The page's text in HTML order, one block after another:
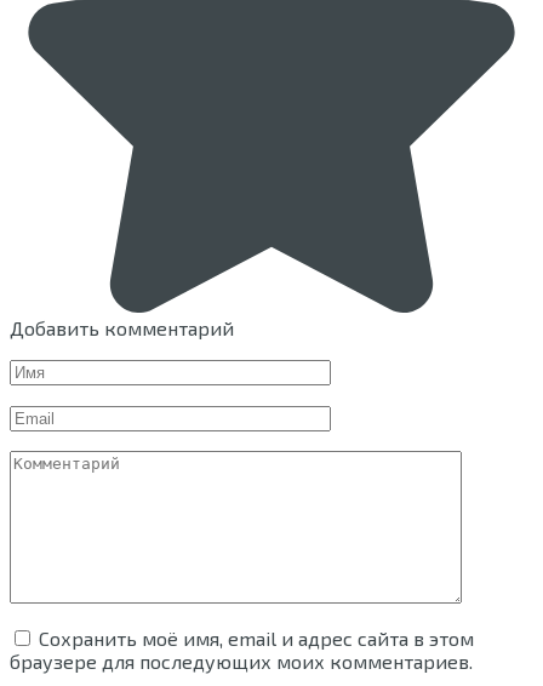
Добавить комментарий
Имя
Email
Комментарий
Сохранить моё имя, email и адрес сайта в этом
браузере для последующих моих комментариев.